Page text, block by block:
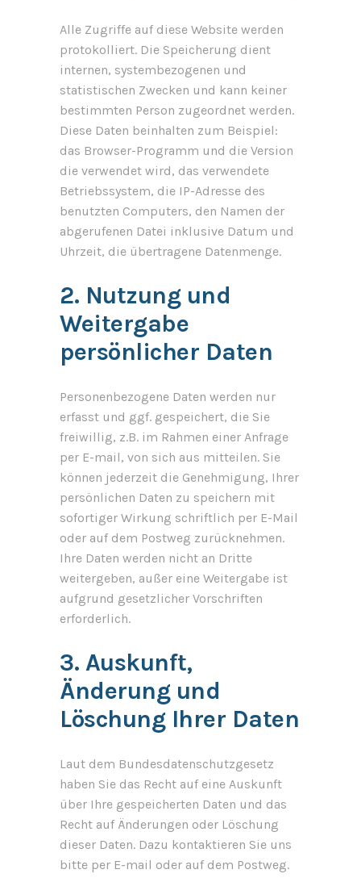
Alle Zugriffe auf diese Website werden
protokolliert. Die Speicherung dient
internen, systembezogenen und
statistischen Zwecken und kann keiner
bestimmten Person zugeordnet werden.
Diese Daten beinhalten zum Beispiel:
das Browser-Programm und die Version
die verwendet wird, das verwendete
Betriebssystem, die IP-Adresse des
benutzten Computers, den Namen der
abgerufenen Datei inklusive Datum und
Uhrzeit, die übertragene Datenmenge.
2. Nutzung und
Weitergabe
persönlicher Daten
Personenbezogene Daten werden nur
erfasst und ggf. gespeichert, die Sie
freiwillig, z.B. im Rahmen einer Anfrage
per E-mail, von sich aus mitteilen. Sie
können jederzeit die Genehmigung, Ihrer
persönlichen Daten zu speichern mit
sofortiger Wirkung schriftlich per E-Mail
oder auf dem Postweg zurücknehmen.
Ihre Daten werden nicht an Dritte
weitergeben, außer eine Weitergabe ist
aufgrund gesetzlicher Vorschriften
erforderlich.
3. Auskunft,
Änderung und
Löschung Ihrer Daten
Laut dem Bundesdatenschutzgesetz
haben Sie das Recht auf eine Auskunft
über Ihre gespeicherten Daten und das
Recht auf Änderungen oder Löschung
dieser Daten. Dazu kontaktieren Sie uns
bitte per E-mail oder auf dem Postweg.